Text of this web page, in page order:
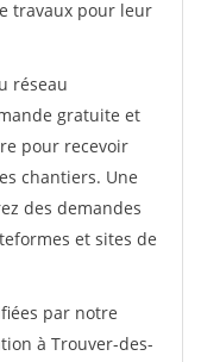
travaux pour leur
réseau
gratuite et
pour recevoir
chantiers. Une
des demandes
et sites de
par notre
à Trouver-des-